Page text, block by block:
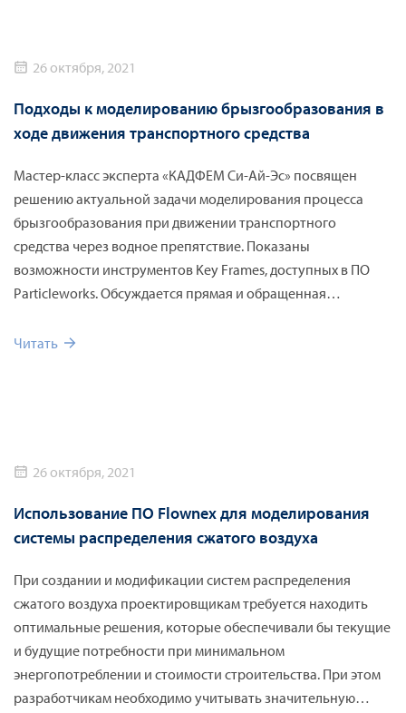
26 октября, 2021
Подходы к моделированию брызгообразования в
ходе движения транспортного средства
Мастер-класс эксперта «КАДФЕМ Си-Ай-Эс» посвящен
решению актуальной задачи моделирования процесса
брызгообразования при движении транспортного
средства через водное препятствие. Показаны
возможности инструментов Key Frames, доступных в ПО
Particleworks. Обсуждается прямая и обращенная
принимается автомобиль (прямое движение) и самолет на
Читать
26 октября, 2021
Использование ПО Flownex для моделирования
системы распределения сжатого воздуха
При создании и модификации систем распределения
сжатого воздуха проектировщикам требуется находить
оптимальные решения, которые обеспечивали бы текущие
и будущие потребности при минимальном
энергопотреблении и стоимости строительства. При этом
разработчикам необходимо учитывать значительную